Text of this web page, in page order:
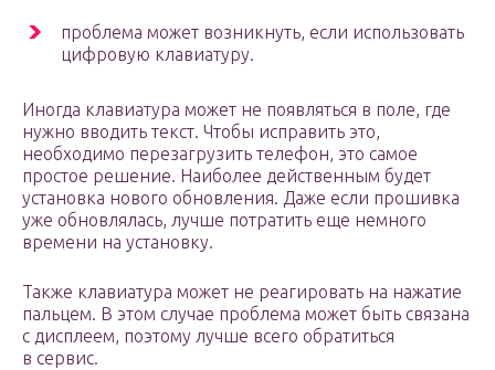
проблема может возникнуть, если использовать
цифровую клавиатуру.
Иногда клавиатура может не появляться в поле, где
нужно вводить текст. Чтобы исправить это,
необходимо перезагрузить телефон, это самое
простое решение. Наиболее действенным будет
установка нового обновления. Даже если прошивка
уже обновлялась, лучше потратить еще немного
времени на установку.
Также клавиатура может не реагировать на нажатие
пальцем. В этом случае проблема может быть связана
с дисплеем, поэтому лучше всего обратиться
в сервис.